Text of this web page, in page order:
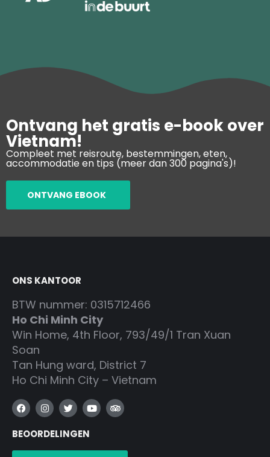
Ontvang het gratis e-book over
Vietnam!
Compleet met reisroute, bestemmingen, eten,
accommodatie en tips (meer dan 300 pagina's)!
ONTVANG EBOOK
ONS KANTOOR
BTW nummer: 0315712466
Ho Chi Minh City
Win Home, 4th Floor, 793/49/1 Tran Xuan
Soan
Tan Hung ward, District 7
Ho Chi Minh City – Vietnam
F
a
c
e
I
n
s
t
T
w
i
t
Y
o
T
r
BEOORDELINGEN